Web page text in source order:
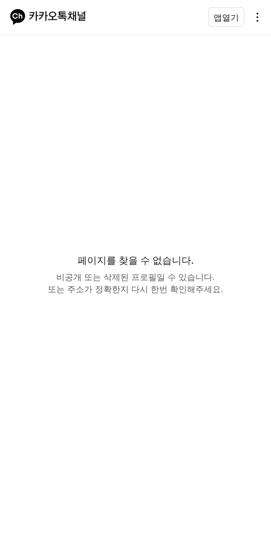
앱열기
페이지를 찾을 수 없습니다.
비공개 또는 삭제된 프로필일 수 있습니다.
또는 주소가 정확한지 다시 한번 확인해주세요.